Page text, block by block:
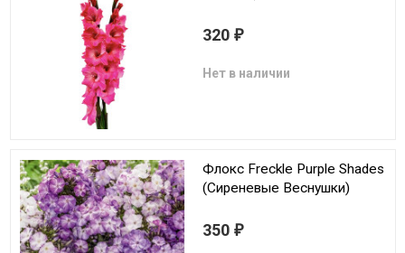
320 ₽
Нет в наличии
Флокс Freckle Purple Shades
(Сиреневые Веснушки)
350 ₽